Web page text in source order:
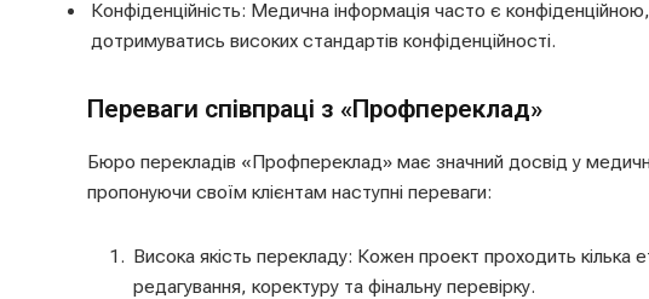
Конфіденційність: Медична інформація часто є
дотримуватись високих стандартів конфіденційності.
Переваги співпраці з «Профпереклад»
Бюро перекладів «Профпереклад» має значний досвід у
пропонуючи своїм клієнтам наступні переваги:
Висока якість перекладу: Кожен проект проходить кілька
редагування, коректуру та фінальну перевірку.